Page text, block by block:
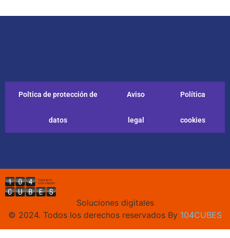
Poltica de protección de
datos
Aviso
legal
Política
cookies
Soluciones digitales
© 2024. Todos los derechos reservados By 104CUBES